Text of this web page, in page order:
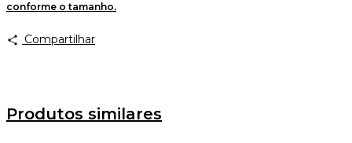
conforme o tamanho.
Compartilhar
Produtos similares